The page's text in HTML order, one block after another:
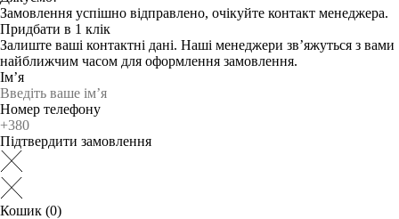
Замовлення успішно відправлено, очікуйте контакт менеджера.
Придбати в 1 клік
Залиште ваші контактні дані. Наші менеджери зв’яжуться з вами
найближчим часом для оформлення замовлення.
Ім’я
Номер телефону
Підтвердити замовлення
Кошик (0)